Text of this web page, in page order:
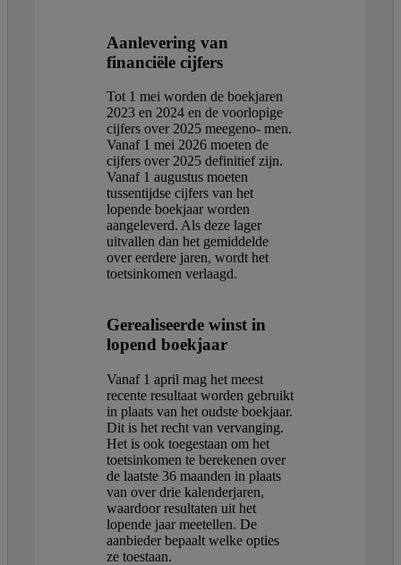
Aanlevering van
financiële cijfers
Tot 1 mei worden de boekjaren
2023 en 2024 en de voorlopige
cijfers over 2025 meegeno- men.
Vanaf 1 mei 2026 moeten de
cijfers over 2025 definitief zijn.
Vanaf 1 augustus moeten
tussentijdse cijfers van het
lopende boekjaar worden
aangeleverd. Als deze lager
uitvallen dan het gemiddelde
over eerdere jaren, wordt het
toetsinkomen verlaagd.
Gerealiseerde winst in
lopend boekjaar
Vanaf 1 april mag het meest
recente resultaat worden gebruikt
in plaats van het oudste boekjaar.
Dit is het recht van vervanging.
Het is ook toegestaan om het
toetsinkomen te berekenen over
de laatste 36 maanden in plaats
van over drie kalenderjaren,
waardoor resultaten uit het
lopende jaar meetellen. De
aanbieder bepaalt welke opties
ze toestaan.